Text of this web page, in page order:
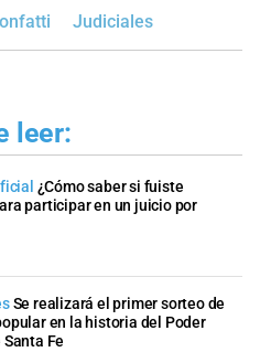
Judiciales
leer:
¿Cómo saber si fuiste
participar en un juicio por
Se realizará el primer sorteo de
en la historia del Poder
Fe